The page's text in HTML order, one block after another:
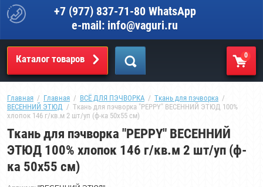
+7 (977) 837-71-80 WhatsApp
e-mail: info@vaguri.ru
Каталог товаров 0
Главная
  /
Главная
  /
ВСЁ ДЛЯ ПЭЧВОРКА
  /
Ткань для пэчворка
ВЕСЕННИЙ ЭТЮД
  /  Ткань для пэчворка "PEPPY" ВЕСЕННИЙ ЭТЮД 100%
хлопок 146 г/кв.м 2 шт/уп (ф-ка 50x55 см)
Ткань для пэчворка "PEPPY" ВЕСЕННИЙ
ЭТЮД 100% хлопок 146 г/кв.м 2 шт/уп (ф-
ка 50x55 см)